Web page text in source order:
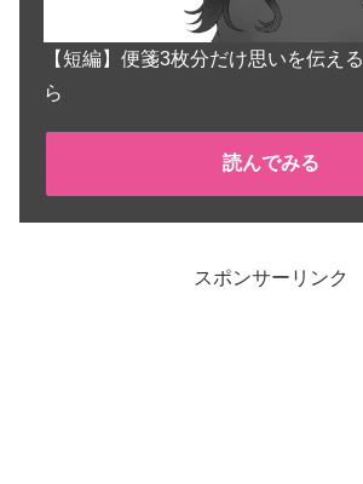
【短編】便箋3枚分だけ思いを伝え
ら
読んでみる
スポンサーリンク